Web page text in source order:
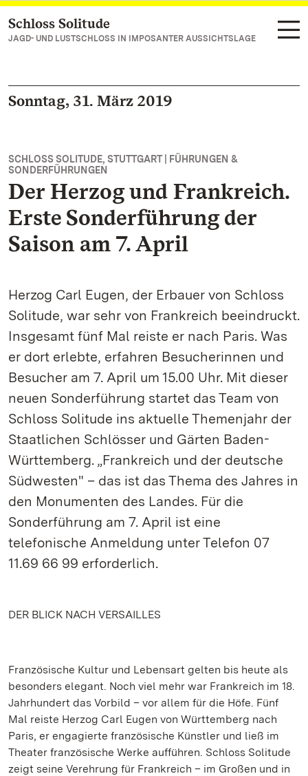
Zum Hauptinhalt springen
Schloss Solitude
JAGD- UND LUSTSCHLOSS IN IMPOSANTER AUSSICHTSLAGE
Sonntag, 31. März 2019
SCHLOSS SOLITUDE, STUTTGART | FÜHRUNGEN &
SONDERFÜHRUNGEN
Der Herzog und Frankreich.
Erste Sonderführung der
Saison am 7. April
Herzog Carl Eugen, der Erbauer von Schloss
Solitude, war sehr von Frankreich beeindruckt.
Insgesamt fünf Mal reiste er nach Paris. Was
er dort erlebte, erfahren Besucherinnen und
Besucher am 7. April um 15.00 Uhr. Mit dieser
neuen Sonderführung startet das Team von
Schloss Solitude ins aktuelle Themenjahr der
Staatlichen Schlösser und Gärten Baden-
Württemberg. „Frankreich und der deutsche
Südwesten" – das ist das Thema des Jahres in
den Monumenten des Landes. Für die
Sonderführung am 7. April ist eine
telefonische Anmeldung unter Telefon 07
11.69 66 99 erforderlich.
DER BLICK NACH VERSAILLES
Französische Kultur und Lebensart gelten bis heute als
besonders elegant. Noch viel mehr war Frankreich im 18.
Jahrhundert das Vorbild – vor allem für die Höfe. Fünf
Mal reiste Herzog Carl Eugen von Württemberg nach
Paris, er engagierte französische Künstler und ließ im
Theater französische Werke aufführen. Schloss Solitude
zeigt seine Verehrung für Frankreich – im Großen und in